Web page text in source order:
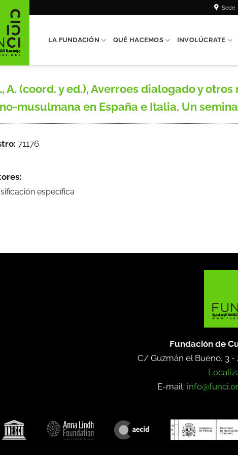
Sede
LA FUNDACIÓN QUÉ HACEMOS INVOLÚCRATE
A. (coord. y ed.), Averroes dialogado y
musulmana en España e Italia. Un
71176
específica
Fundación de
C/ Guzmán el Bueno, 3 -
E-mail: